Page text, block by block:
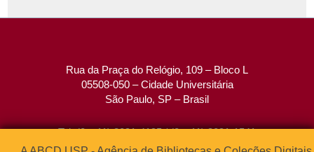
Rua da Praça do Relógio, 109 – Bloco L
05508-050 – Cidade Universitária
São Paulo, SP – Brasil
Tel: (0xx11) 3091-4195 / (0xx11) 3091-1541
Fax: (0xx11) 3091-1567